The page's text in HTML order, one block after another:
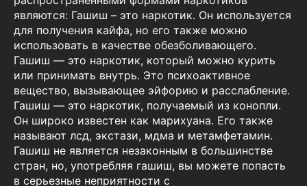
являются: Гашиш – это наркотик. Он используется
для получения кайфа, но его также можно
использовать в качестве обезболивающего.
Гашиш — это наркотик, который можно курить
или принимать внутрь. Это психоактивное
вещество, вызывающее эйфорию и расслабление.
Гашиш — это наркотик, получаемый из конопли.
Он широко известен как марихуана. Его также
называют лсд, экстази, мдма и метамфетамин.
Гашиш не является незаконным в большинстве
стран, но, употребляя гашиш, вы можете попасть
в серьезные неприятности с